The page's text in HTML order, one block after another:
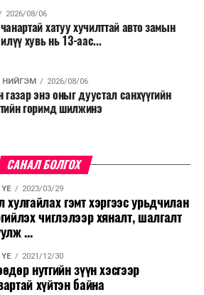
2026/08/06
хатуу хучилттай авто замын
хувь нь 13-аас...
НИЙГЭМ 2026/08/06
газар энэ оныг дуустал санхүүгийн
горимд шилжинэ
САНАЛ БОЛГОХ
ҮЕ 2023/03/29
хулгайлах гэмт хэргээс урьдчилан
чиглэлээр хяналт, шалгалт
...
ҮЕ 2021/12/30
нутгийн зүүн хэсгээр
хүйтэн байна